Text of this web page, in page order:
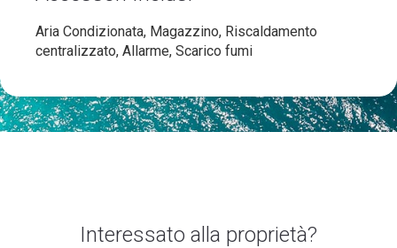
Aria Condizionata, Magazzino, Riscaldamento
centralizzato, Allarme, Scarico fumi
Interessato alla proprietà?